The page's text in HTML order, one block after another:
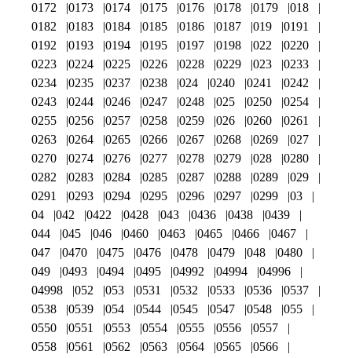
0172 0173 0174 0175 0176 0178 0179
018
0182
0183 0184 0185 0186 0187 019
0191
0192
0193 0194 0195 0197 0198 022
0220
0223
0224 0225 0226 0228 0229 023
0233
0234
0235 0237 0238 024 0240 0241
0242
0243
0244 0246 0247 0248 025 0250
0254
0255
0256 0257 0258 0259 026 0260
0261
0263
0264 0265 0266 0267 0268 0269
027
0270
0274 0276 0277 0278 0279 028
0280
0282
0283 0284 0285 0287 0288 0289
029
0291
0293 0294 0295 0296 0297 0299
03
04
042 0422 0428 043 0436 0438
0439
044
045 046 0460 0463 0465 0466
0467
047
0470 0475 0476 0478 0479 048
0480
049
0493 0494 0495 04992 04994
04996
04998
052 053 0531 0532 0533 0536
0537
0538
0539 054 0544 0545 0547 0548
055
0550
0551 0553 0554 0555 0556
0557
0558
0561 0562 0563 0564 0565
0566